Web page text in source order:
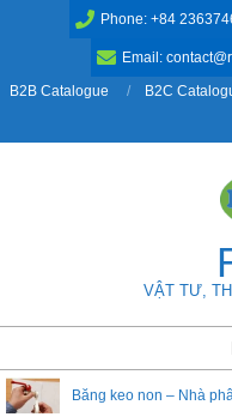
Phone: +84
Email:
B2B Catalogue
B2C
VẬT TƯ,
Navigation
Menu
Băng keo non – Nhà